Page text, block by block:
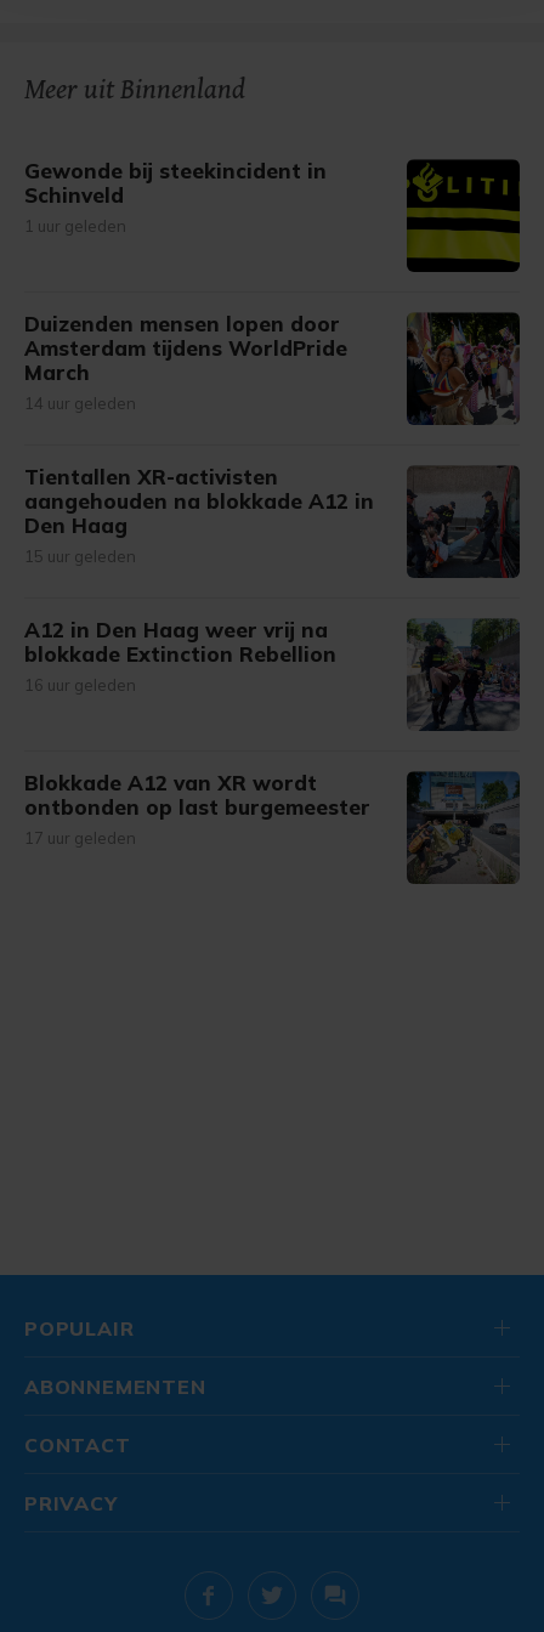
Meer uit Binnenland
Gewonde bij steekincident in
Schinveld
1 uur geleden
Duizenden mensen lopen door
Amsterdam tijdens WorldPride
March
14 uur geleden
Tientallen XR-activisten
aangehouden na blokkade A12 in
Den Haag
15 uur geleden
A12 in Den Haag weer vrij na
blokkade Extinction Rebellion
16 uur geleden
Blokkade A12 van XR wordt
ontbonden op last burgemeester
17 uur geleden
POPULAIR
ABONNEMENTEN
CONTACT
PRIVACY